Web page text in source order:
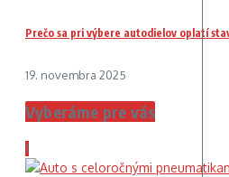
Prečo sa pri výbere autodielov oplatí
19. novembra 2025
Vyberáme pre vás
1